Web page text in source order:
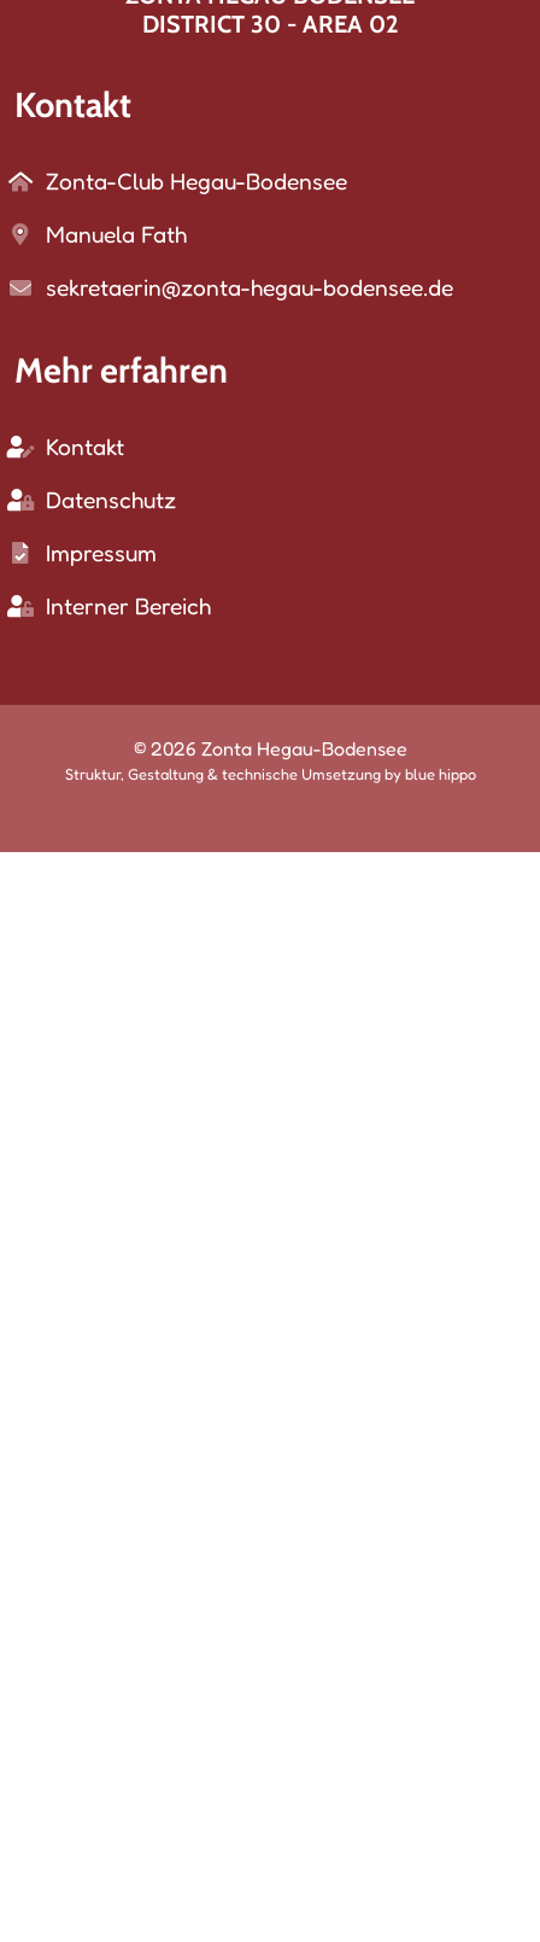
DISTRICT 30 - AREA 02
Kontakt
Zonta-Club Hegau-Bodensee
Manuela Fath
sekretaerin@zonta-hegau-bodensee.de
Mehr erfahren
Kontakt
Datenschutz
Impressum
Interner Bereich
© 2026 Zonta Hegau-Bodensee
Struktur, Gestaltung & technische Umsetzung by blue hippo